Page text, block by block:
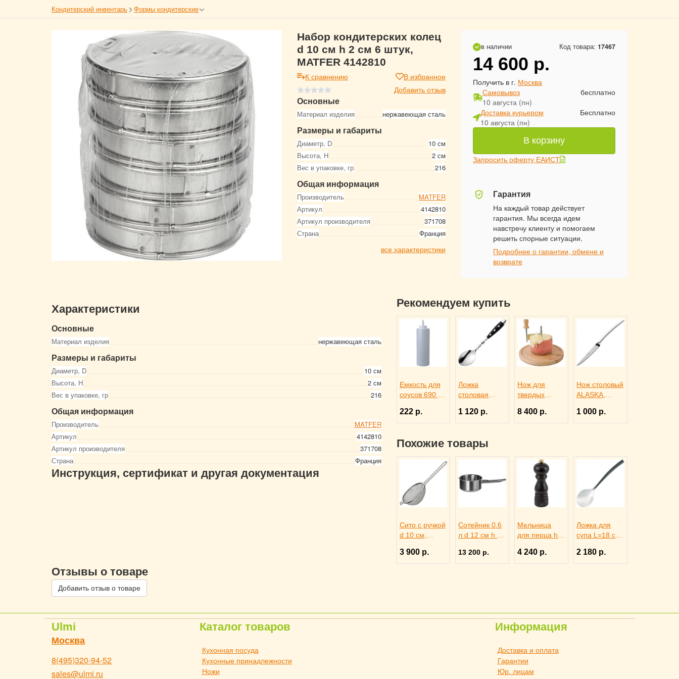
Кондитерский инвентарь Формы кондитерские
Набор кондитерских колец
d 10 см h 2 см 6 штук,
MATFER 4142810
К сравнению
В избранное
Добавить отзыв
Основные
Материал изделия нержавеющая сталь
Размеры и габариты
Диаметр, D
10 см
Высота, Н
2 см
Вес в упаковке, гр
216
Общая информация
Производитель
MATFER
Артикул
4142810
Артикул производителя
371708
Страна
Франция
все характеристики
в наличии Код товара: 17467
14 600 р.
Получить в г. Москва
Самовывоз
10 августа (пн)
бесплатно
Доставка курьером
10 августа (пн)
Бесплатно
В корзину
Запросить оферту ЕАИСТ
Гарантия
На каждый товар действует
гарантия. Мы всегда идем
навстречу клиенту и помогаем
решить спорные ситуации.
Подробнее о гарантии, обмене и
возврате
Характеристики
Основные
Материал изделия нержавеющая сталь
Размеры и габариты
Диаметр, D
10 см
Высота, Н
2 см
Вес в упаковке, гр
216
Общая информация
Производитель
MATFER
Артикул
4142810
Артикул производителя
371708
Страна
Франция
Инструкция, сертификат и другая документация
Рекомендуем купить
Емкость для
соусов 690 мл
ProHotel bar
4141415
222 р.
Ложка
столовая
Eternum
3110131
1 120 р.
Нож для
твердых
шоколада d
22 см, APS
8 400 р.
Нож столовый
ALASKA,
3110291
1 000 р.
Похожие товары
Сито с ручкой
d 10 см,
4140897
3 900 р.
Сотейник 0.6
л d 12 см h 6
4010764
13 200 р.
Мельница
для перца h
коричневое
дерево,
4 240 р.
Ложка для
супа L=18 см
Chef&Sommeli
er, 3112839
2 180 р.
Отзывы о товаре
Добавить отзыв о товаре
Ulmi
Москва
8(495)320-94-52
sales@ulmi.ru
Каталог товаров
Кухонная посуда
Кухонные принадлежности
Ножи
Информация
Доставка и оплата
Гарантии
Юр. лицам